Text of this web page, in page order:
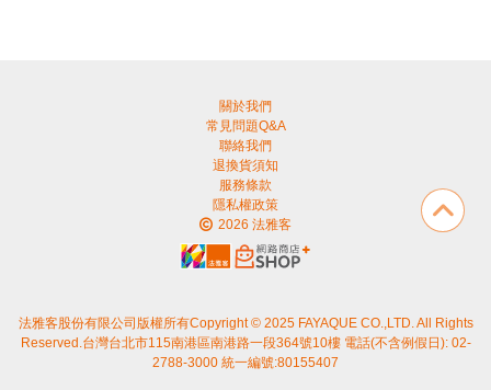
關於我們
常見問題Q&A
聯絡我們
退換貨須知
服務條款
隱私權政策
2026 法雅客
法雅客股份有限公司版權所有Copyright © 2025 FAYAQUE CO.,LTD. All Rights
Reserved.台灣台北市115南港區南港路一段364號10樓 電話(不含例假日): 02-
2788-3000 統一編號:80155407